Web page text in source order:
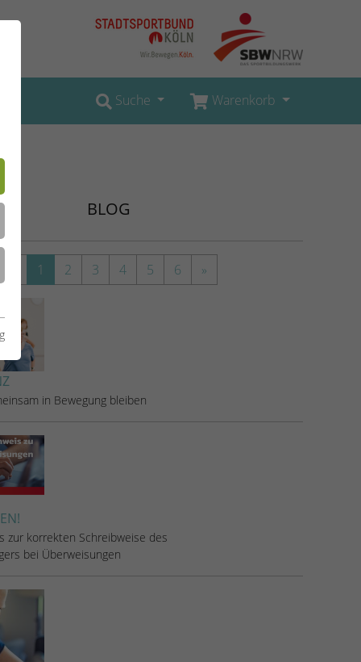
Suche Warenkorb
BLOG
1 2 3 4 5 6 »
in Bewegung bleiben
zur korrekten Schreibweise des
bei Überweisungen